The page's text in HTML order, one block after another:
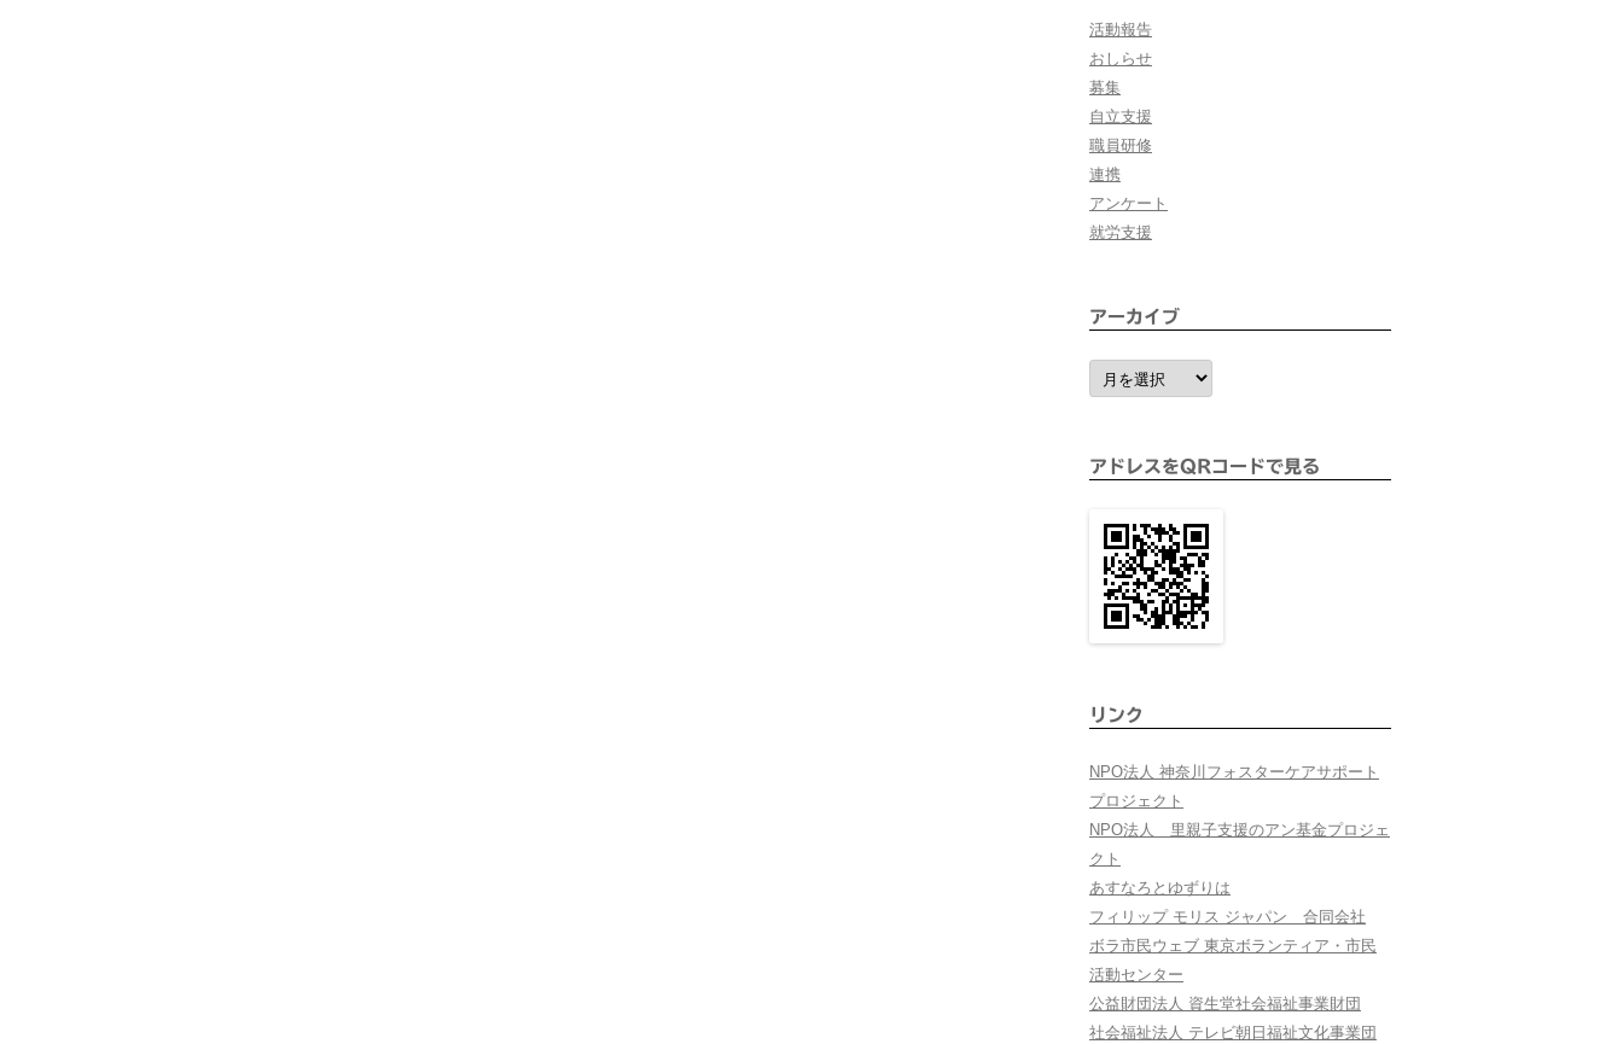
活動報告
おしらせ
募集
自立支援
職員研修
連携
アンケート
就労支援
アーカイブ
ア
ー
カ
アドレスをQRコードで見る
リンク
NPO法人 神奈川フォスターケアサポート
プロジェクト
NPO法人 里親子支援のアン基金プロジェ
クト
あすなろとゆずりは
フィリップ モリス ジャパン 合同会社
ボラ市民ウェブ 東京ボランティア・市民
活動センター
公益財団法人 資生堂社会福祉事業財団
社会福祉法人 テレビ朝日福祉文化事業団